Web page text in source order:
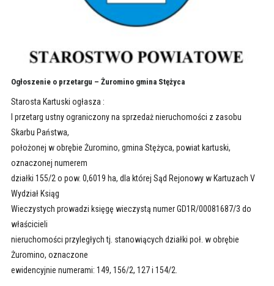
Ogłoszenie o przetargu – Żuromino gmina Stężyca
Starosta Kartuski ogłasza :
I przetarg ustny ograniczony na sprzedaż nieruchomości z zasobu
Skarbu Państwa,
położonej w obrębie Żuromino, gmina Stężyca, powiat kartuski,
oznaczonej numerem
działki 155/2 o pow. 0,6019 ha, dla której Sąd Rejonowy w Kartuzach V
Wydział Ksiąg
Wieczystych prowadzi księgę wieczystą numer GD1R/00081687/3 do
właścicieli
nieruchomości przyległych tj. stanowiących działki poł. w obrębie
Żuromino, oznaczone
ewidencyjnie numerami: 149, 156/2, 127 i 154/2.